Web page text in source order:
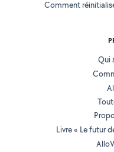
Comment
Qui
Livre « Le futur